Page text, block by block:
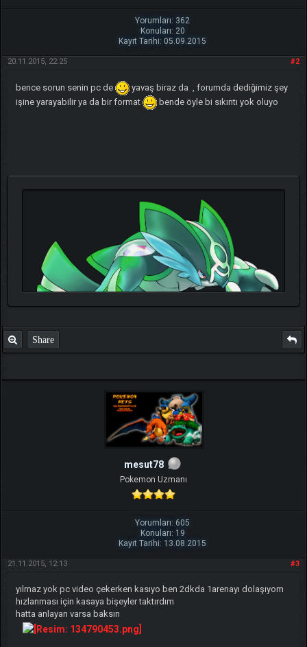
Yorumları: 362
Konuları: 20
Kayıt Tarihi: 05.09.2015
#2
20.11.2015, 22:25
bence sorun senin pc de
yavaş biraz da , forumda dediğimiz şey
işine yarayabilir ya da bir format
bende öyle bi sıkıntı yok oluyo
Benim ve diğer eğitmenlerin taktikleri için
Share
mesut78
Pokemon Uzmanı
Yorumları: 605
Konuları: 19
Kayıt Tarihi: 13.08.2015
#3
21.11.2015, 12:13
yılmaz yok pc video çekerken kasıyo ben 2dkda 1arenayı dolaşıyom
hızlanması için kasaya bişeyler taktırdım
hatta anlayan varsa baksın